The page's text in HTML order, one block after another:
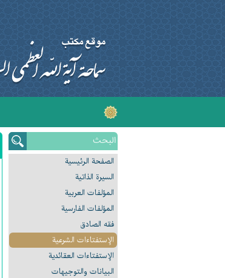
الصفحة الرئیسیة
السیرة الذاتیة
المؤلفات العربیة
المؤلفات الفارسیة
فقه الصادق
الإستفتاءات الشرعیة
الإستفتاءات العقائدیة
البیانات والتوجيهات